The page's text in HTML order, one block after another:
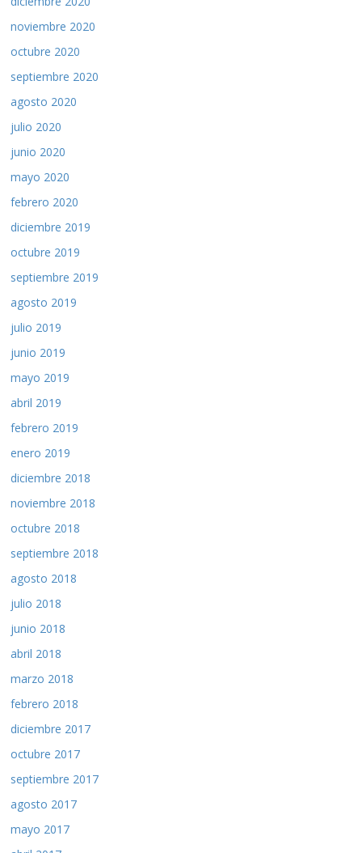
noviembre 2020
octubre 2020
septiembre 2020
agosto 2020
julio 2020
junio 2020
mayo 2020
febrero 2020
diciembre 2019
octubre 2019
septiembre 2019
agosto 2019
julio 2019
junio 2019
mayo 2019
abril 2019
febrero 2019
enero 2019
diciembre 2018
noviembre 2018
octubre 2018
septiembre 2018
agosto 2018
julio 2018
junio 2018
abril 2018
marzo 2018
febrero 2018
diciembre 2017
octubre 2017
septiembre 2017
agosto 2017
mayo 2017